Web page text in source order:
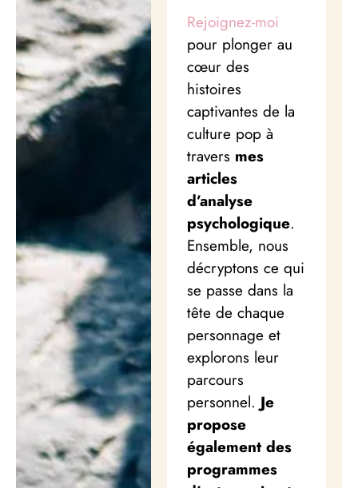
Rejoignez-moi
pour plonger au
cœur des
histoires
captivantes de la
culture pop à
travers mes
articles
d’analyse
psychologique.
Ensemble, nous
décryptons ce qui
se passe dans la
tête de chaque
personnage et
explorons leur
parcours
personnel. Je
propose
également des
programmes